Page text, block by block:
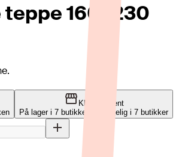
160x230
Klikk og hent
På lager i 7 butikker
Tilgjengelig i 7 butikker